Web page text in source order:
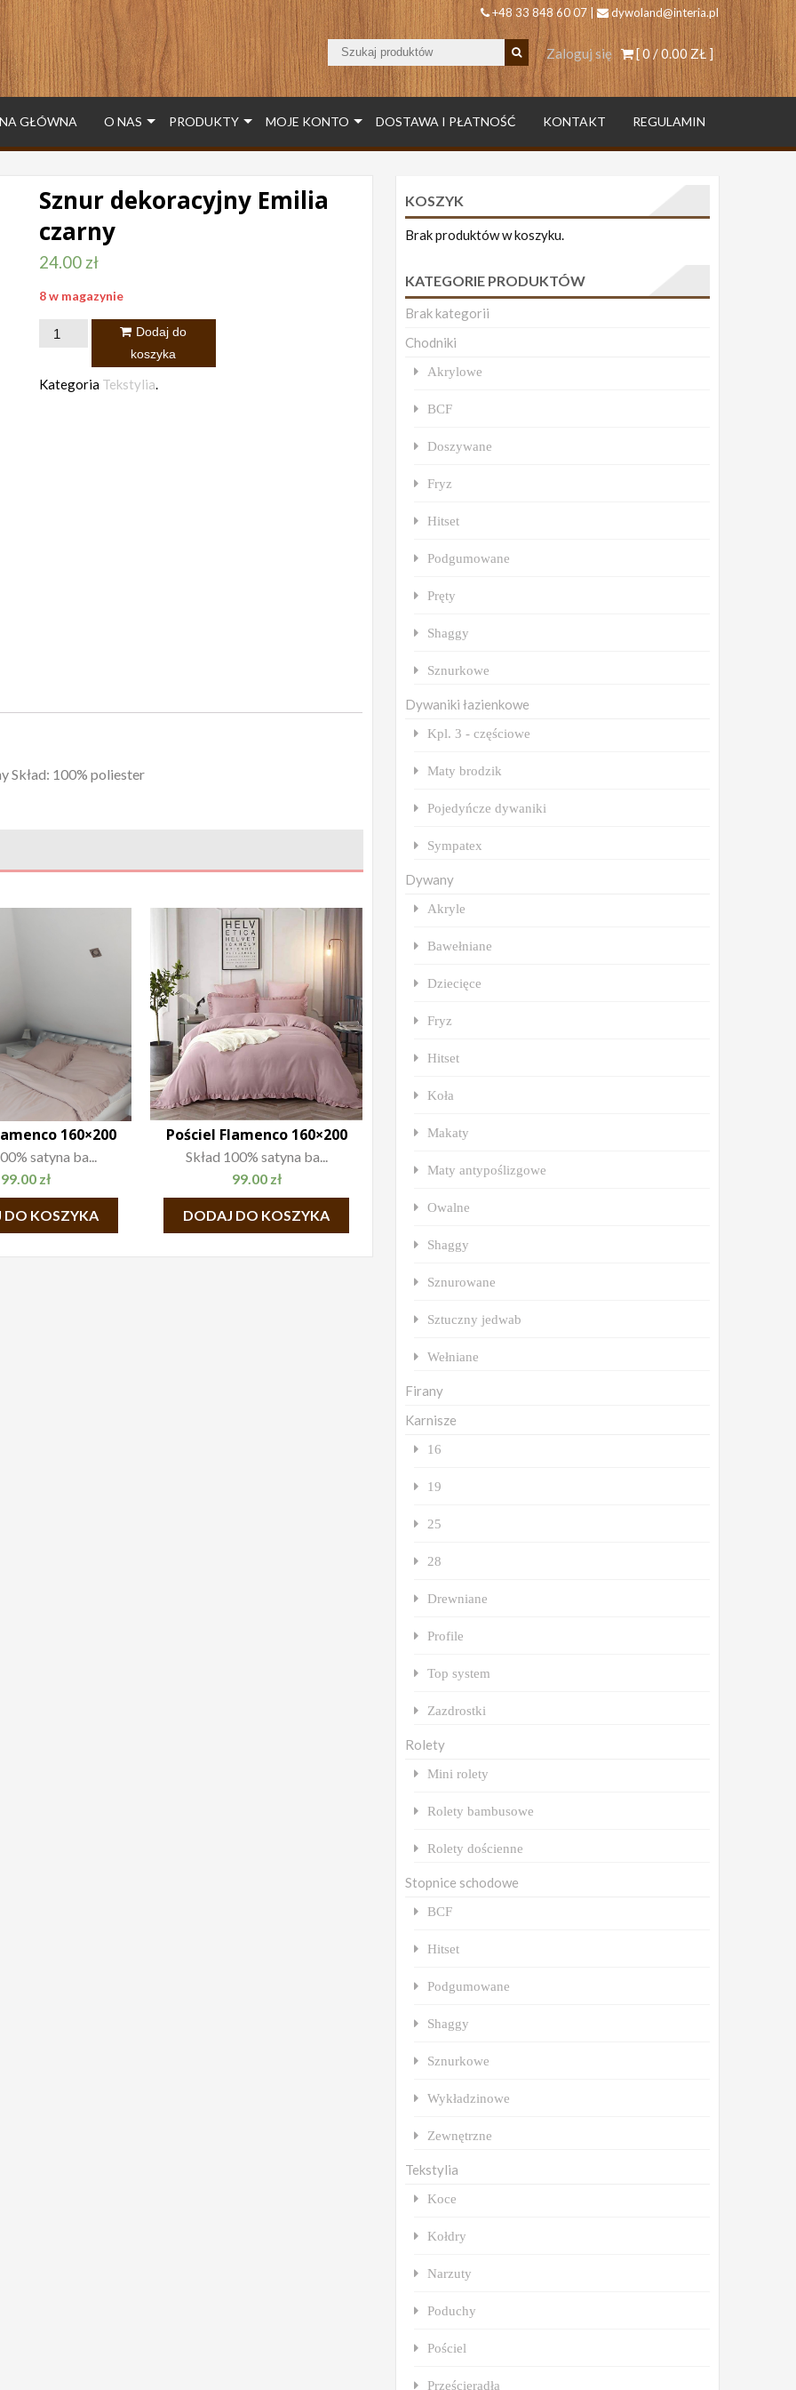
+48 33 848 60 07 | dywoland@interia.pl
[ 0 /0.00 ZŁ]
Zaloguj się
GŁÓWNA O NAS PRODUKTY MOJE KONTO DOSTAWA I PŁATNOŚĆ KONTAKT REGULAMIN
Sznur dekoracyjny Emilia
czarny
24.00 zł
8 w magazynie
ilość
dekoracyjny
Dodaj do
koszyka
Kategoria Tekstylia.
Skład: 100% poliester
160×200
satyna ba...
99.00 zł
DO KOSZYKA
Pościel Flamenco 160×200
Skład 100% satyna ba...
99.00 zł
DODAJ DO KOSZYKA
KOSZYK
Brak produktów w koszyku.
KATEGORIE PRODUKTÓW
Brak kategorii
Chodniki
Akrylowe
BCF
Doszywane
Fryz
Hitset
Podgumowane
Pręty
Shaggy
Sznurkowe
Dywaniki łazienkowe
Kpl. 3 - częściowe
Maty brodzik
Pojedyńcze dywaniki
Sympatex
Dywany
Akryle
Bawełniane
Dziecięce
Fryz
Hitset
Koła
Makaty
Maty antypoślizgowe
Owalne
Shaggy
Sznurowane
Sztuczny jedwab
Wełniane
Firany
Karnisze
16
19
25
28
Drewniane
Profile
Top system
Zazdrostki
Rolety
Mini rolety
Rolety bambusowe
Rolety dościenne
Stopnice schodowe
BCF
Hitset
Podgumowane
Shaggy
Sznurkowe
Wykładzinowe
Zewnętrzne
Tekstylia
Koce
Kołdry
Narzuty
Poduchy
Pościel
Prześcieradła